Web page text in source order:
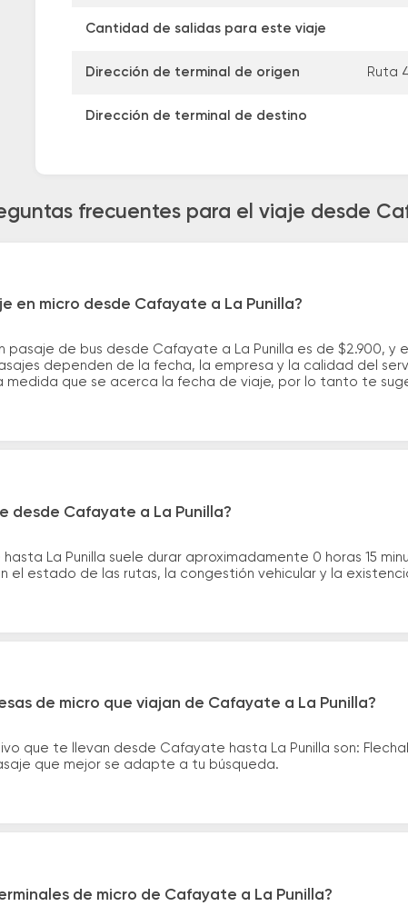
Cantidad de salidas para este viaje
Dirección de terminal de origen Ruta
Dirección de terminal de destino
frecuentes para el viaje desde
en micro desde Cafayate a La Punilla?
pasaje de bus desde Cafayate a La Punilla es de $2.900,
dependen de la fecha, la empresa y la calidad del
medida que se acerca la fecha de viaje, por lo tanto te
desde Cafayate a La Punilla?
La Punilla suele durar aproximadamente 0 horas 15
el estado de las rutas, la congestión vehicular y la
de micro que viajan de Cafayate a La Punilla?
que te llevan desde Cafayate hasta La Punilla son:
que mejor se adapte a tu búsqueda.
de micro de Cafayate a La Punilla?